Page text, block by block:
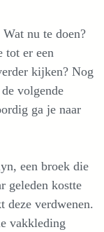
nu te doen?
tot er een
kijken? Nog
volgende
ga je naar
een broek die
geleden kostte
deze verdwenen.
vakkleding